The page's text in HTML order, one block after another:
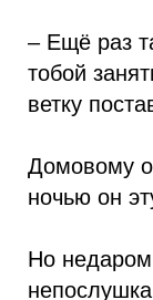
– Ещё раз
тобой
ветку
Домовому
ночью он
Но